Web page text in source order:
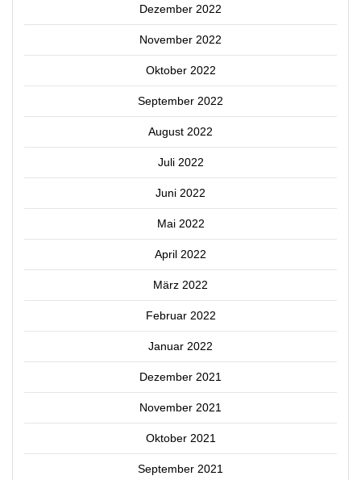
Dezember 2022
November 2022
Oktober 2022
September 2022
August 2022
Juli 2022
Juni 2022
Mai 2022
April 2022
März 2022
Februar 2022
Januar 2022
Dezember 2021
November 2021
Oktober 2021
September 2021